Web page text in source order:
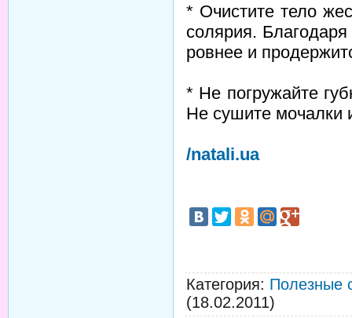
* Очистите тело
солярия.
ровнее и
* Не погружайте
Не сушите мочалки
/natali.ua
Категория: Полезные
(18.02.2011)